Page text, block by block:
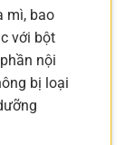
mì, bao
với bột
nội
bị loại